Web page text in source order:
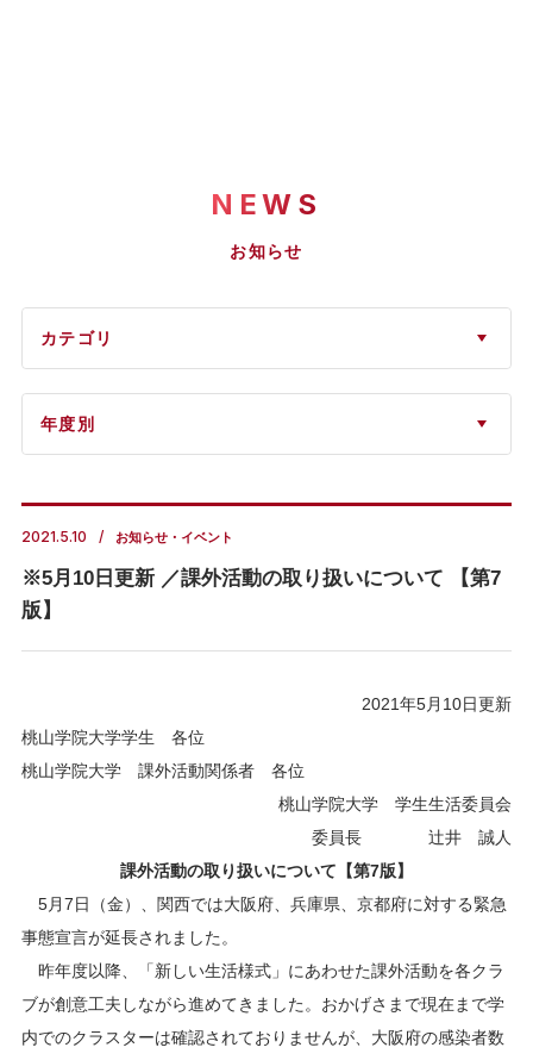
NEWS
お知らせ
2021.5.10 お知らせ・イベント
※5月10日更新 ／課外活動の取り扱いについて 【第7
版】
2021年5月10日更新
桃山学院大学学生 各位
桃山学院大学 課外活動関係者 各位
桃山学院大学 学生生活委員会
委員長 辻井 誠人
課外活動の取り扱いについて【第7版】
5月7日（金）、関西では大阪府、兵庫県、京都府に対する緊急
事態宣言が延長されました。
昨年度以降、「新しい生活様式」にあわせた課外活動を各クラ
ブが創意工夫しながら進めてきました。おかげさまで現在まで学
内でのクラスターは確認されておりませんが、大阪府の感染者数
カテゴリ
年度別